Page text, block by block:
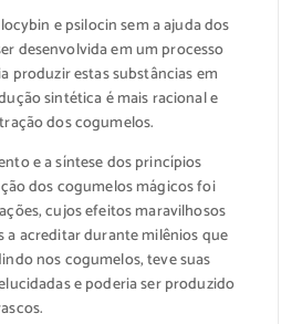
e psilocin sem a ajuda dos
desenvolvida em um processo
produzir estas substâncias em
sintética é mais racional e
dos cogumelos.
e a síntese dos princípios
dos cogumelos mágicos foi
cujos efeitos maravilhosos
a acreditar durante milênios que
nos cogumelos, teve suas
e poderia ser produzido